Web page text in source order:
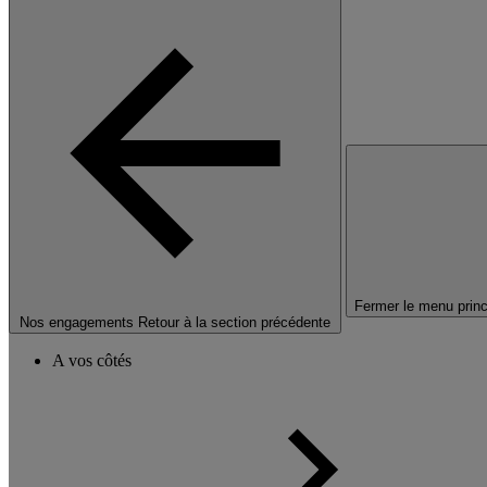
Nos engagements Retour à la section précédente
Fermer le menu
A vos côtés